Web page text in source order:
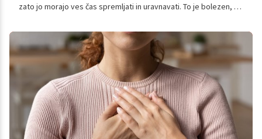
zato jo morajo ves čas spremljati in uravnavati. To je bolezen, na
na dan, vse življenje. Mnogim to predstavlja veliko breme, a
obstajajo načini, ki lahko olajšajo bolnikov vsakdan.